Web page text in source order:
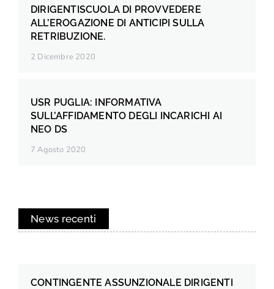
DIRIGENTISCUOLA DI PROVVEDERE
ALL’EROGAZIONE DI ANTICIPI SULLA
RETRIBUZIONE.
2 Dicembre 2020
USR PUGLIA: INFORMATIVA
SULL’AFFIDAMENTO DEGLI INCARICHI AI
NEO DS
7 Agosto 2020
News recenti
CONTINGENTE ASSUNZIONALE DIRIGENTI